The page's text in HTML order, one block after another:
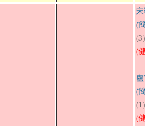
(
(3)
(
(
(1)
(